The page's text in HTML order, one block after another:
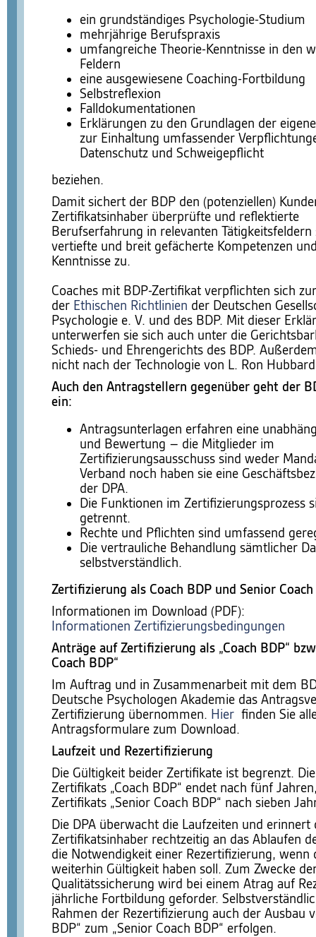
ein grundständiges Psychologie-Studium
mehrjährige Berufspraxis
umfangreiche Theorie-Kenntnisse in den
Feldern
eine ausgewiesene Coaching-Fortbildung
Selbstreflexion
Falldokumentationen
Erklärungen zu den Grundlagen der
zur Einhaltung umfassender
Datenschutz und Schweigepflicht
beziehen.
Damit sichert der BDP den (potenziellen)
Zertifikatsinhaber überprüfte und reflektierte
Berufserfahrung in relevanten Tätigkeitsfeldern
vertiefte und breit gefächerte Kompetenzen
Kenntnisse zu.
Coaches mit BDP-Zertifikat verpflichten sich
der Ethischen Richtlinien der Deutschen
Psychologie e. V. und des BDP. Mit dieser
unterwerfen sie sich auch unter die
Schieds- und Ehrengerichts des BDP.
nicht nach der Technologie von L. Ron
Auch den Antragstellern gegenüber geht der
ein:
Antragsunterlagen erfahren eine
und Bewertung – die Mitglieder im
Zertifizierungsausschuss sind weder
Verband noch haben sie eine
der DPA.
Die Funktionen im Zertifizierungsprozess
getrennt.
Rechte und Pflichten sind umfassend
Die vertrauliche Behandlung sämtlicher
selbstverständlich.
Zertifizierung als Coach BDP und Senior Coach
Informationen im Download (PDF):
Informationen Zertifizierungsbedingungen
Anträge auf Zertifizierung als „Coach BDP“
Coach BDP“
Im Auftrag und in Zusammenarbeit mit dem
Deutsche Psychologen Akademie das
Zertifizierung übernommen. Hier finden Sie
Antragsformulare zum Download.
Laufzeit und Rezertifizierung
Die Gültigkeit beider Zertifikate ist begrenzt.
Zertifikats „Coach BDP“ endet nach fünf
Zertifikats „Senior Coach BDP“ nach sieben
Die DPA überwacht die Laufzeiten und erinnert
Zertifikatsinhaber rechtzeitig an das Ablaufen
die Notwendigkeit einer Rezertifizierung, wenn
weiterhin Gültigkeit haben soll. Zum Zwecke
Qualitätssicherung wird bei einem Atrag auf
jährliche Fortbildung geforder.
Rahmen der Rezertifizierung auch der Ausbau
BDP“ zum „Senior Coach BDP“ erfolgen.